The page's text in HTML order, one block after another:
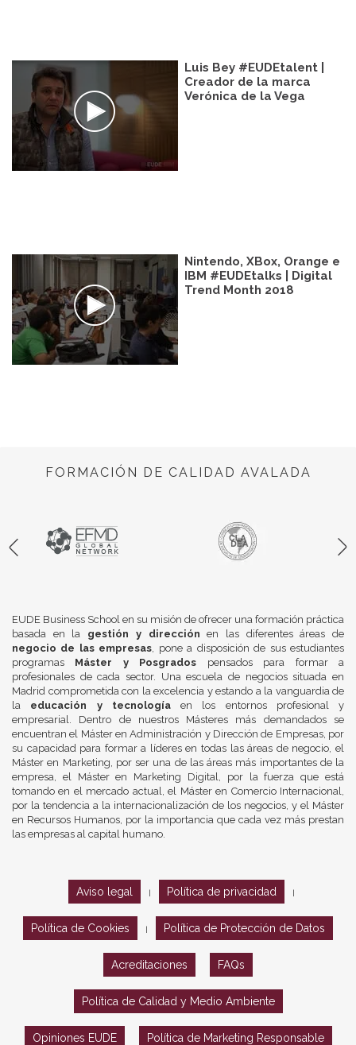
Luis Bey #EUDEtalent |
Creador de la marca
Verónica de la Vega
Nintendo, XBox, Orange e
IBM #EUDEtalks | Digital
Trend Month 2018
FORMACIÓN DE CALIDAD AVALADA
EUDE Business School en su misión de ofrecer una formación práctica
basada en la gestión y dirección en las diferentes áreas de
negocio de las empresas , pone a disposición de sus estudiantes
programas Máster y Posgrados pensados para formar a
profesionales de cada sector. Una escuela de negocios situada en
Madrid comprometida con la excelencia y estando a la vanguardia de
la educación y tecnologíaen los entornos profesional y
empresarial. Dentro de nuestros Másteres más demandados se
encuentran el Máster en Administración y Dirección de Empresas, por
su capacidad para formar a líderes en todas las áreas de negocio, el
Máster en Marketing, por ser una de las áreas más importantes de la
empresa, el Máster en Marketing Digital, por la fuerza que está
tomando en el mercado actual, el Máster en Comercio Internacional,
por la tendencia a la internacionalización de los negocios, y el Máster
en Recursos Humanos, por la importancia que cada vez más prestan
las empresas al capital humano.
Aviso legal Política de privacidad
Política de Cookies Política de Protección de Datos
Acreditaciones FAQs
Política de Calidad y Medio Ambiente
Opiniones EUDE Política de Marketing Responsable